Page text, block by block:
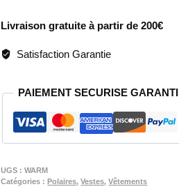
DE
-
POLAIRE
GRISE
-
WARM
PROMO
Livraison gratuite à partir de 200€
Satisfaction Garantie
PAIEMENT SECURISE GARANTI
UGS :WARM
Catégories :Polaires,Vestes,Vêtements